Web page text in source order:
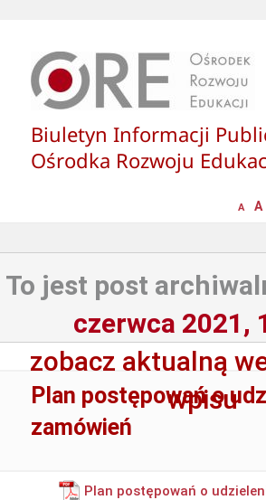
Biuletyn Informacji
Ośrodka Rozwoju
A A
To jest post
czerwca 2021,
zobacz aktualną
wpisu
Plan postępowań o
zamówień
Plan postępowań o